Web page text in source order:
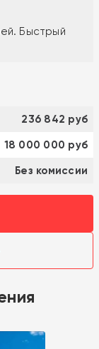
Быстрый
236 842 руб
18 000 000 руб
Без комиссии